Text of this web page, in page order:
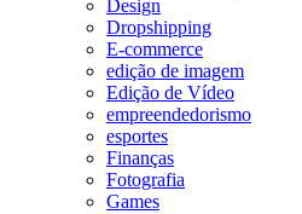
Design
Dropshipping
E-commerce
edição de imagem
Edição de Vídeo
empreendedorismo
esportes
Finanças
Fotografia
Games